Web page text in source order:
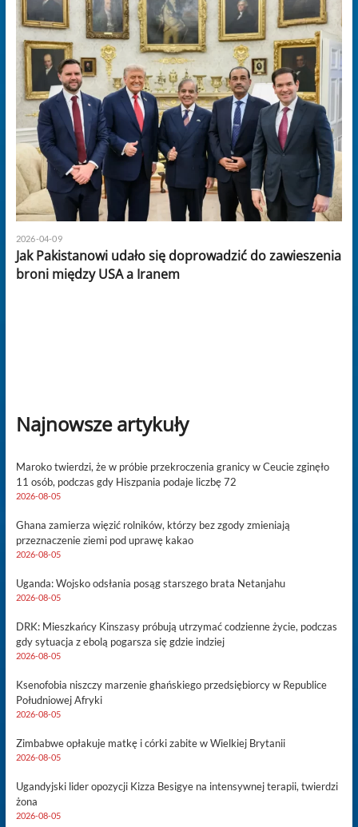
2026-04-09
Jak Pakistanowi udało się doprowadzić do zawieszenia
broni między USA a Iranem
Najnowsze artykuły
Maroko twierdzi, że w próbie przekroczenia granicy w Ceucie zginęło
11 osób, podczas gdy Hiszpania podaje liczbę 72
2026-08-05
Ghana zamierza więzić rolników, którzy bez zgody zmieniają
przeznaczenie ziemi pod uprawę kakao
2026-08-05
Uganda: Wojsko odsłania posąg starszego brata Netanjahu
2026-08-05
DRK: Mieszkańcy Kinszasy próbują utrzymać codzienne życie, podczas
gdy sytuacja z ebolą pogarsza się gdzie indziej
2026-08-05
Ksenofobia niszczy marzenie ghańskiego przedsiębiorcy w Republice
Południowej Afryki
2026-08-05
Zimbabwe opłakuje matkę i córki zabite w Wielkiej Brytanii
2026-08-05
Ugandyjski lider opozycji Kizza Besigye na intensywnej terapii, twierdzi
żona
2026-08-05